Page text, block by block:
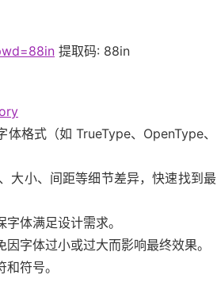
提取码: 88in
格式（如 TrueType、OpenType、
大小、间距等细节差异，快速找到最
体满足设计需求。
字体过小或过大而影响最终效果。
符号。